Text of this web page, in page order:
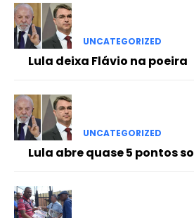
UNCATEGORIZED
Lula deixa Flávio na poeira
UNCATEGORIZED
Lula abre quase 5 pontos